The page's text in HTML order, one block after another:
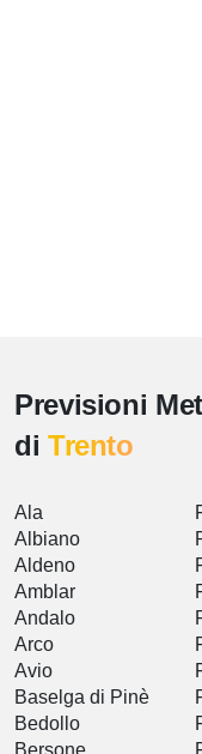
Previsioni
di Trento
Ala
Albiano
Aldeno
Amblar
Andalo
Arco
Avio
Baselga di Pinè
Bedollo
Bersone